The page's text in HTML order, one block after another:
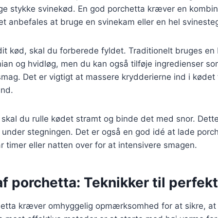
stykke svinekød. En god porchetta kræver en
anbefales at bruge en svinekam eller en hel
kød, skal du forberede fyldet. Traditionelt bruges
og hvidløg, men du kan også tilføje ingredienser
Det er vigtigt at massere krydderierne ind i kødet
du rulle kødet stramt og binde det med snor.
stegningen. Det er også en god idé at lade
timer eller natten over for at intensivere smagen.
porchetta: Teknikker til
kræver omhyggelig opmærksomhed for at sikre,